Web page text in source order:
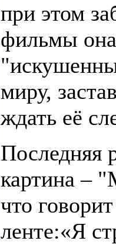
при этом
фильмы
миру,
ждать её
Последняя
картина –
что
ленте:«Я